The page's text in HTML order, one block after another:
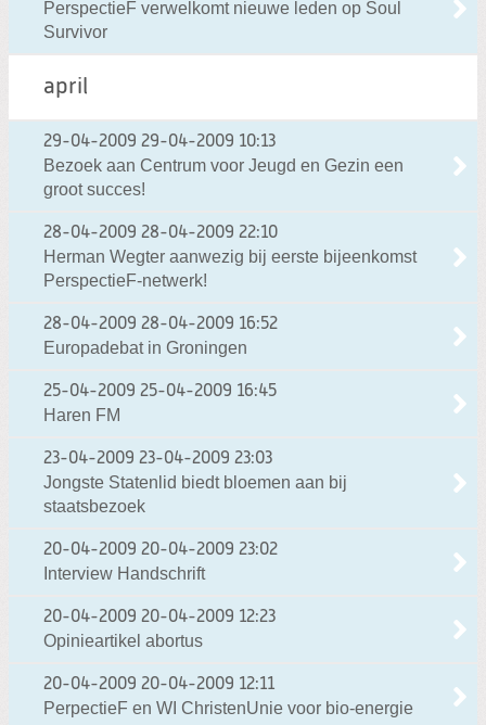
PerspectieF verwelkomt nieuwe leden op Soul
Survivor
april
29-04-2009 29-04-2009 10:13
Bezoek aan Centrum voor Jeugd en Gezin een
groot succes!
28-04-2009 28-04-2009 22:10
Herman Wegter aanwezig bij eerste bijeenkomst
PerspectieF-netwerk!
28-04-2009 28-04-2009 16:52
Europadebat in Groningen
25-04-2009 25-04-2009 16:45
Haren FM
23-04-2009 23-04-2009 23:03
Jongste Statenlid biedt bloemen aan bij
staatsbezoek
20-04-2009 20-04-2009 23:02
Interview Handschrift
20-04-2009 20-04-2009 12:23
Opinieartikel abortus
20-04-2009 20-04-2009 12:11
PerpectieF en WI ChristenUnie voor bio-energie